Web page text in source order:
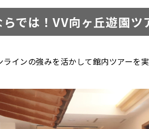
では！VV向ヶ丘遊園ツ
インの強みを活かして館内ツアーを